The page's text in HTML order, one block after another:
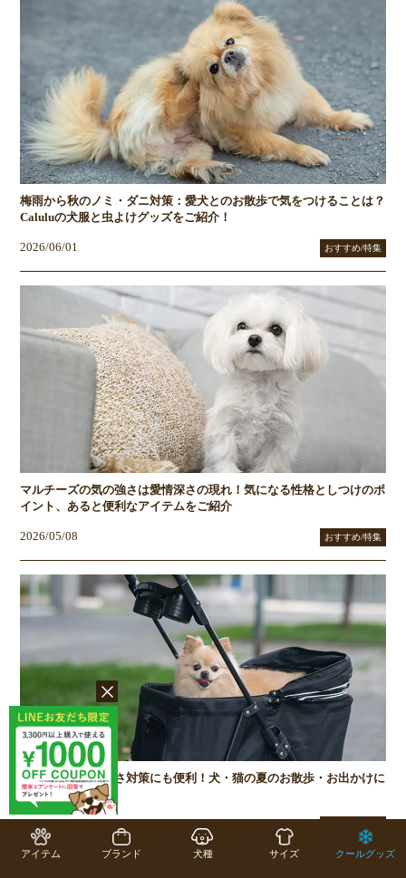
アイテム ブランド 犬種 サイズ クールグッズ
梅雨から秋のノミ・ダニ対策：愛犬とのお散歩で気をつけることは？
Caluluの犬服と虫よけグッズをご紹介！
2026/06/01 おすすめ/特集
マルチーズの気の強さは愛情深さの現れ！気になる性格としつけのポ
イント、あると便利なアイテムをご紹介
2026/05/08 おすすめ/特集
ペットカートは暑さ対策にも便利！犬・猫の夏のお散歩・お出かけに
役立つ活用法